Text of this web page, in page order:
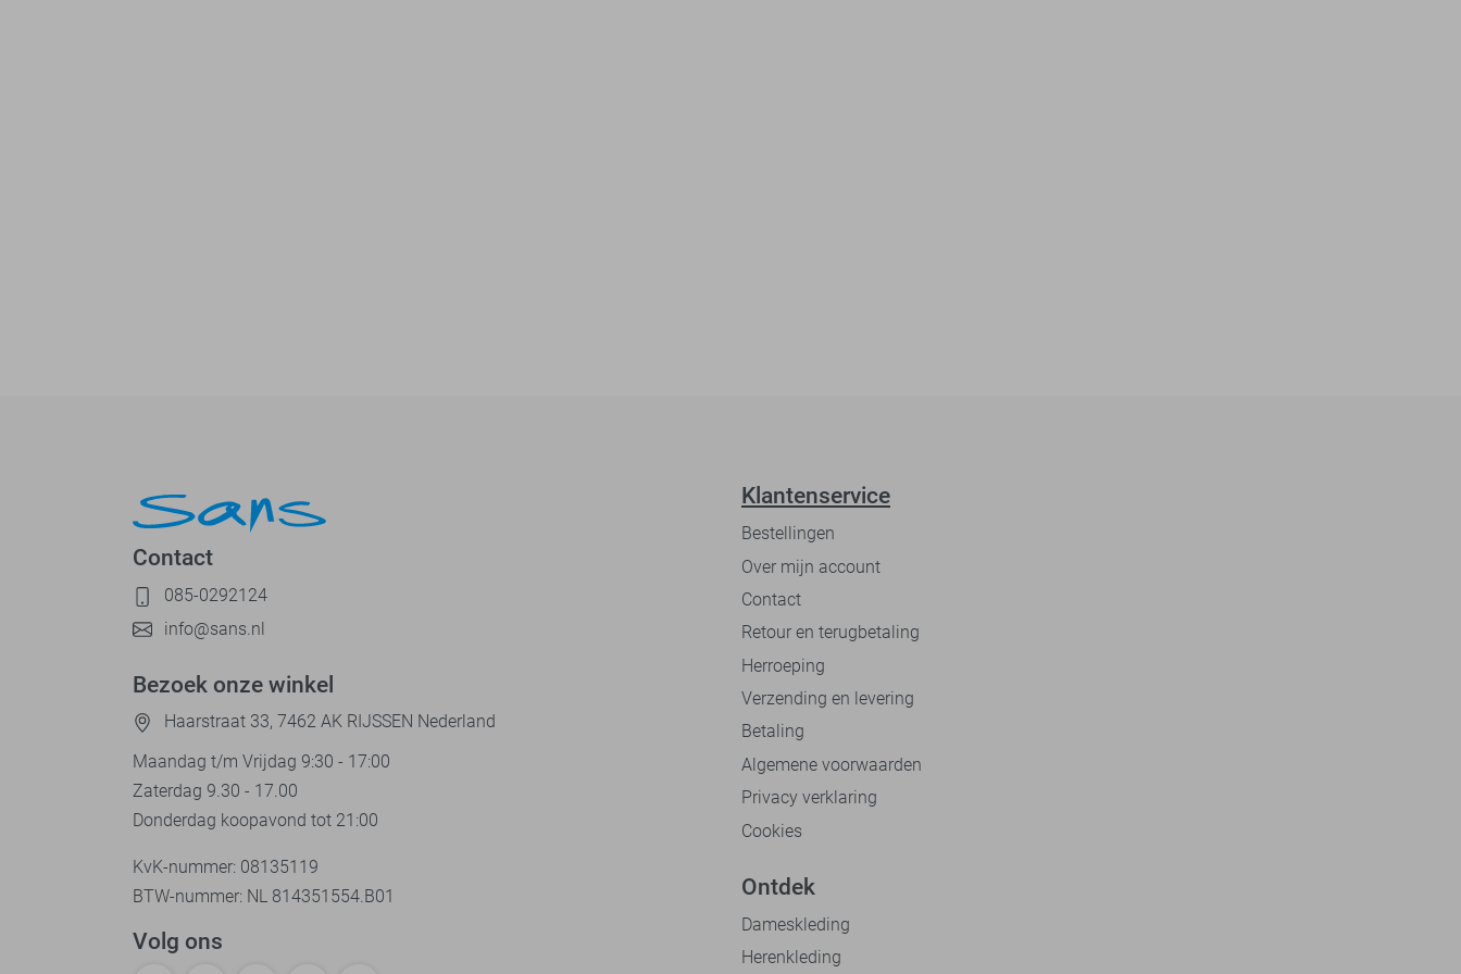
Contact
085-0292124
info@sans.nl
Bezoek onze winkel
Haarstraat 33, 7462 AK RIJSSEN Nederland
Maandag t/m Vrijdag 9:30 - 17:00
Zaterdag 9.30 - 17.00
Donderdag koopavond tot 21:00
KvK-nummer: 08135119
BTW-nummer: NL 814351554.B01
Volg ons
Klantenservice
Bestellingen
Over mijn account
Contact
Retour en terugbetaling
Herroeping
Verzending en levering
Betaling
Algemene voorwaarden
Privacy verklaring
Cookies
Ontdek
Dameskleding
Herenkleding